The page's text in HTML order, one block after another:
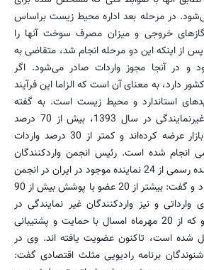
در مرحله بعد اداره محیط زیست براساس
گازهای خروجی و میزان مصرف سوخت آنها را
از اینكه این دو مرحله انجام شد، متقاضی به
و در آنجا مجوز واردات صادر می‌شود. اگر
دارد، به معنای آن است که الزاما این فرآیند
استاندارد و محیط زیست است. به گفته
احتشام‌زاد، واردكنندگان غیرنمایندگی در سال 1393، بیش از 70 درصد
خودروهای وارداتی را به بازار عرضه كرده‌اند و كمتر از 30 درصد واردات
انجام شده است. رئیس انجمن واردكنندگان
خودرو از عضویت 20 نماینده رسمی از 24 نماینده موجود در ایران در انجمن
واردكنندگان خودرو خبر داد و گفت: بیشتر از 20 عضو با پوشش بیش از 90
وارداتی و نیز واردکنندگان غیر نمایندگی در
انجمن واردكنندگان خودرو كه از 20 مهرماه امسال با حمایت و پشتیبانی
شده است، تاکنون عضویت یافته اند. وی در
برنامه رادیویی مثلث اقتصادی گفت: